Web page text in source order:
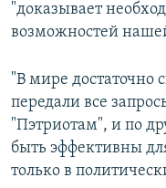
"доказывает
возможностей
"В мире достаточно
передали все
"Пэтриотам", и по
быть эффективны
только в